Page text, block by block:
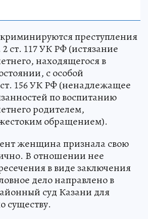
преступления
2 ст. 117 УК РФ (истязание
находящегося в
с особой
156 УК РФ (ненадлежащее
по воспитанию
родителем,
обращением).
женщина признала свою
В отношении нее
в виде заключения
дело направлено в
суд Казани для
существу.